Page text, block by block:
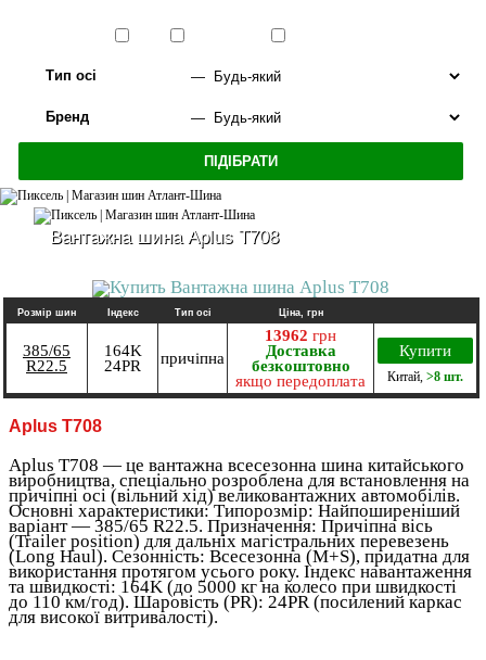
Тип осі
Бренд
Вантажна шина Aplus T708
Aplus T708
Aplus T708 — це вантажна всесезонна шина китайського
виробництва, спеціально розроблена для встановлення на
причіпні осі (вільний хід) великовантажних автомобілів.
Основні характеристики: Типорозмір: Найпоширеніший
варіант — 385/65 R22.5. Призначення: Причіпна вісь
(Trailer position) для дальніх магістральних перевезень
(Long Haul). Сезонність: Всесезонна (M+S), придатна для
використання протягом усього року. Індекс навантаження
та швидкості: 164K (до 5000 кг на колесо при швидкості
до 110 км/год). Шаровість (PR): 24PR (посилений каркас
для високої витривалості).
Розмір шин Індекс Тип осі Ціна, грн
385/65
R22.5
164K
24PR
причіпна
13962 грн
Доставка
безкоштовно
якщо передоплата
Купити
Китай >8 шт.